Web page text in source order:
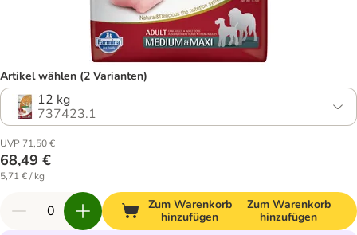
Artikel wählen (2 Varianten)
12 kg
737423.1
UVP 71,50 €
68,49 €
5,71 € / kg
Zum Warenkorb
hinzufügen
Zum Warenkorb
hinzufügen